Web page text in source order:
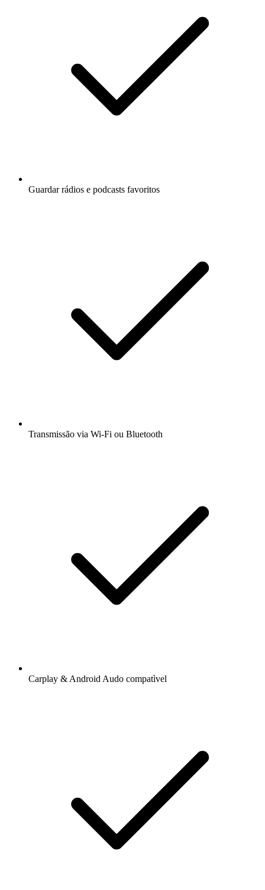
Guardar rádios e podcasts favoritos
Transmissão via Wi-Fi ou Bluetooth
Carplay & Android Audo compatìvel